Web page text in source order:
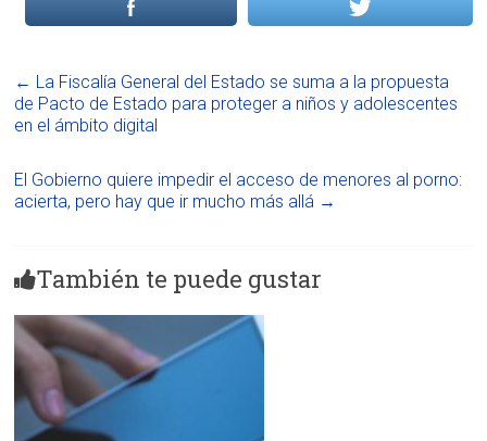
← La Fiscalía General del Estado se suma a la propuesta
de Pacto de Estado para proteger a niños y adolescentes
en el ámbito digital
El Gobierno quiere impedir el acceso de menores al porno:
acierta, pero hay que ir mucho más allá →
También te puede gustar